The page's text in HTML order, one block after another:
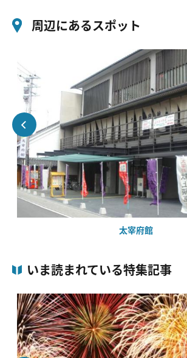
周辺にあるスポット
太宰府館
いま読まれている特集記事